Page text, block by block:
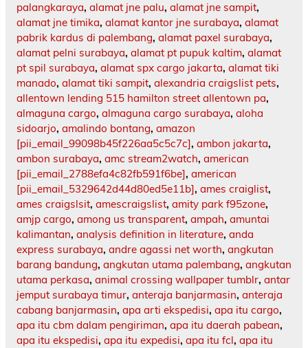
palangkaraya, alamat jne palu, alamat jne sampit,
alamat jne timika, alamat kantor jne surabaya, alamat
pabrik kardus di palembang, alamat paxel surabaya,
alamat pelni surabaya, alamat pt pupuk kaltim, alamat
pt spil surabaya, alamat spx cargo jakarta, alamat tiki
manado, alamat tiki sampit, alexandria craigslist pets,
allentown lending 515 hamilton street allentown pa,
almaguna cargo, almaguna cargo surabaya, aloha
sidoarjo, amalindo bontang, amazon
[pii_email_99098b45f226aa5c5c7c], ambon jakarta,
ambon surabaya, amc stream2watch, american
[pii_email_2788efa4c82fb591f6be], american
[pii_email_5329642d44d80ed5e11b], ames craiglist,
ames craigslsit, amescraigslist, amity park f95zone,
amjp cargo, among us transparent, ampah, amuntai
kalimantan, analysis definition in literature, anda
express surabaya, andre agassi net worth, angkutan
barang bandung, angkutan utama palembang, angkutan
utama perkasa, animal crossing wallpaper tumblr, antar
jemput surabaya timur, anteraja banjarmasin, anteraja
cabang banjarmasin, apa arti ekspedisi, apa itu cargo,
apa itu cbm dalam pengiriman, apa itu daerah pabean,
apa itu ekspedisi, apa itu expedisi, apa itu fcl, apa itu